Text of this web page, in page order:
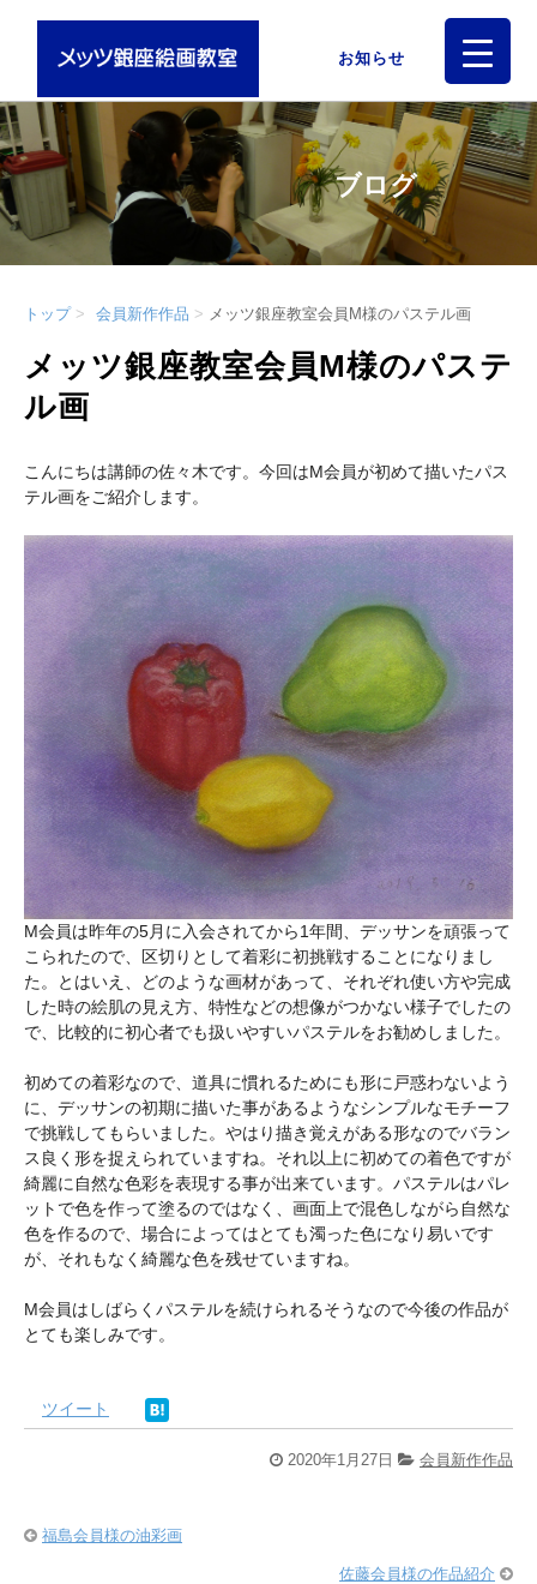
お知らせ
ブログ
トップ 会員新作作品 メッツ銀座教室会員M様のパステル画
メッツ銀座教室会員M様のパステ
ル画
こんにちは講師の佐々木です。今回はМ会員が初めて描いたパス
テル画をご紹介します。
М会員は昨年の5月に入会されてから1年間、デッサンを頑張って
こられたので、区切りとして着彩に初挑戦することになりまし
た。とはいえ、どのような画材があって、それぞれ使い方や完成
した時の絵肌の見え方、特性などの想像がつかない様子でしたの
で、比較的に初心者でも扱いやすいパステルをお勧めしました。
初めての着彩なので、道具に慣れるためにも形に戸惑わないよう
に、デッサンの初期に描いた事があるようなシンプルなモチーフ
で挑戦してもらいました。やはり描き覚えがある形なのでバラン
ス良く形を捉えられていますね。それ以上に初めての着色ですが
綺麗に自然な色彩を表現する事が出来ています。パステルはパレ
ットで色を作って塗るのではなく、画面上で混色しながら自然な
色を作るので、場合によってはとても濁った色になり易いです
が、それもなく綺麗な色を残せていますね。
М会員はしばらくパステルを続けられるそうなので今後の作品が
とても楽しみです。
ツイート
2020年1月27日 会員新作作品
福島会員様の油彩画
佐藤会員様の作品紹介